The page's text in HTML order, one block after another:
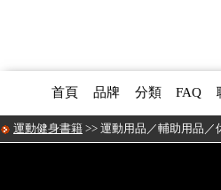
首頁 品牌 分類 FAQ
運動健身書籍 >> 運動用品／輔助用品／